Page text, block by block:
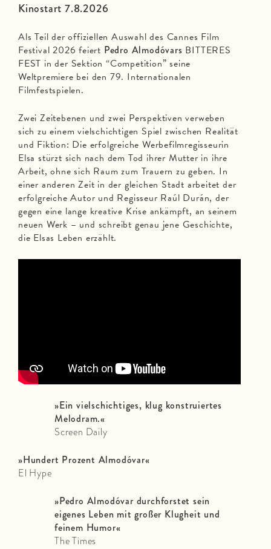
Kinostart 7.8.2026
Als Teil der offiziellen Auswahl des Cannes Film
Festival 2026 feiert Pedro Almodóvars BITTERES
FEST in der Sektion “Competition” seine
Weltpremiere bei den 79. Internationalen
Filmfestspielen.
Zwei Zeitebenen und zwei Perspektiven verweben
sich zu einem vielschichtigen Spiel zwischen Realität
und Fiktion: Die erfolgreiche Werbefilmregisseurin
Elsa stürzt sich nach dem Tod ihrer Mutter in ihre
Arbeit, ohne sich Raum zum Trauern zu geben. In
einer anderen Zeit in der gleichen Stadt arbeitet der
erfolgreiche Autor und Regisseur Raúl Durán, der
gegen eine lange kreative Krise ankämpft, an seinem
neuen Werk – und schreibt genau jene Geschichte,
die Elsas Leben erzählt.
»Ein vielschichtiges, klug konstruiertes
Melodram.«
Screen Daily
»Hundert Prozent Almodóvar«
El Hype
»Pedro Almodóvar durchforstet sein
eigenes Leben mit großer Klugheit und
feinem Humor«
The Times